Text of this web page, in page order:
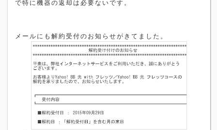
で特に機器の返却は必要ないです。
メールにも解約受付のお知らせがきてました。